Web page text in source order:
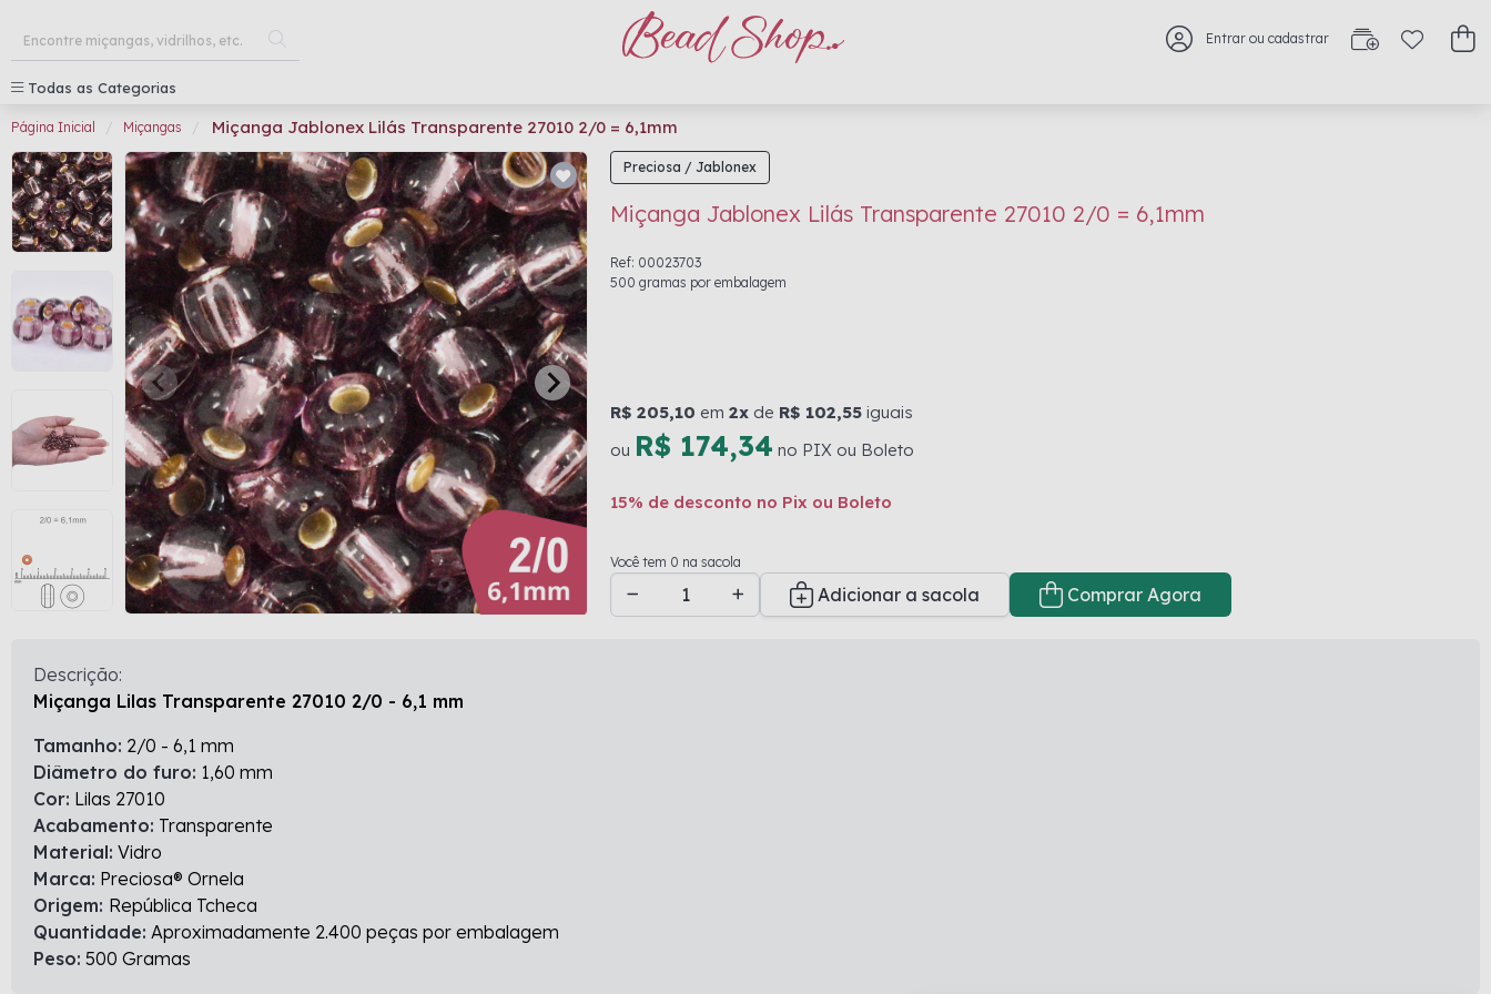
Entrar ou cadastrar
Todas as Categorias
Página Inicial Miçangas Miçanga Jablonex Lilás Transparente 27010 2/0 = 6,1mm
Preciosa / Jablonex
Miçanga Jablonex Lilás Transparente 27010 2/0 = 6,1mm
Ref: 00023703
500 gramas por embalagem
R$ 205,10 em 2x de R$ 102,55 iguais
ou R$ 174,34 no PIX ou Boleto
15% de desconto no Pix ou Boleto
Você tem 0 na sacola
Adicionar a sacola
Comprar Agora
Descrição:
Miçanga Lilas Transparente 27010 2/0 - 6,1 mm
Tamanho: 2/0 - 6,1 mm
Diâmetro do furo: 1,60 mm
Cor: Lilas 27010
Acabamento: Transparente
Material: Vidro
Marca: Preciosa® Ornela
Origem: República Tcheca
Quantidade: Aproximadamente 2.400 peças por embalagem
Peso: 500 Gramas